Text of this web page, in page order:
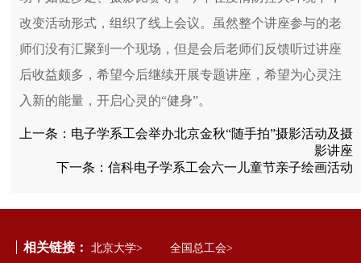
改变活动形式，组织了线上会议。虽然整个讲座参与的老
师们没有汇聚到一个现场，但是会后老师们反馈听过讲座
后收益颇多，希望今后继续开展专题讲座，希望为心灵注
入新的能量，开启心灵的“健身”。
上一条： 电子学系工会举办北京金秋“随手拍”摄影活动及摄
影讲座
下一条： 信科电子学系工会六一儿童节亲子绘画活动
相关链接： 北京大学> 全国总工会>